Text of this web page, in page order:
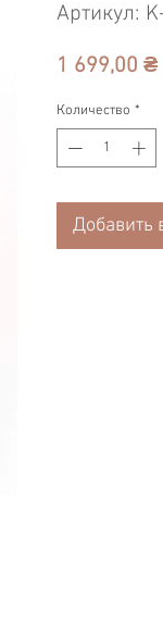
Артикул:
1 699,00 ₴
Количество *
Добавить